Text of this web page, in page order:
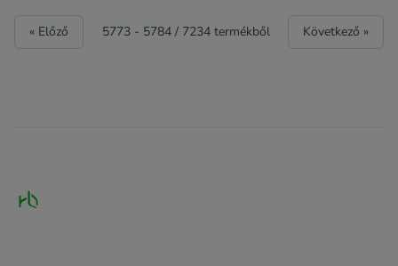
« Előző 5773- 5784/ 7234termékből Következő »